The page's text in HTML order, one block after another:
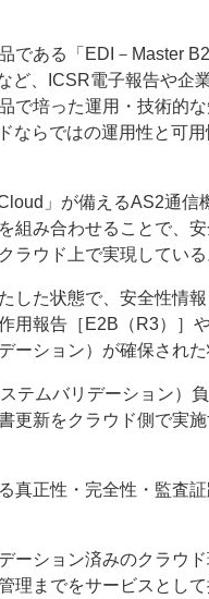
である「EDI－Master
ど、ICSR電子報告や企
で培った運用・技術的
ならではの運用性と可
」が備えるAS2通信
組み合わせることで、
ラウド上で実現している
した状態で、安全性情
用報告［E2B（R3）］
ーション）が確保され
テムバリデーション）
更新をクラウド側で実
真正性・完全性・監査
ーション済みのクラウ
理までをサービスとし